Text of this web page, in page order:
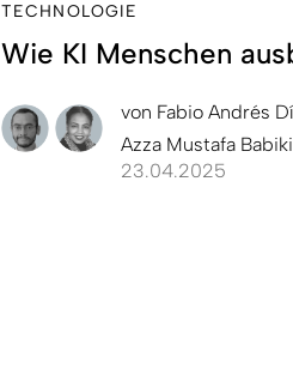
TECHNOLOGIE
Wie KI Menschen
von Fabio Andrés
Azza Mustafa
23.04.2025